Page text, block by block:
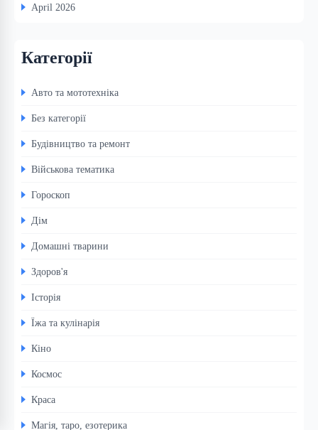
April 2026
Категорії
Авто та мототехніка
Без категорії
Будівництво та ремонт
Військова тематика
Гороскоп
Дім
Домашні тварини
Здоров'я
Історія
Їжа та кулінарія
Кіно
Космос
Краса
Магія, таро, езотерика